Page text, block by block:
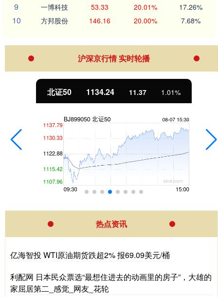
9 一博科技 53.33 20.01% 17.26%
10 方邦股份 146.16 20.00% 7.68%
沪深京行情 实时轮播
北证50 1134.24 11.37 1.01%
热点资讯
亿海智投 WTI原油期货跌超2% 报69.09美元/桶
利配网 日本民众票选“最想住进去的动画里的房子”，大雄的
家屈居第二_感觉_网友_花轮